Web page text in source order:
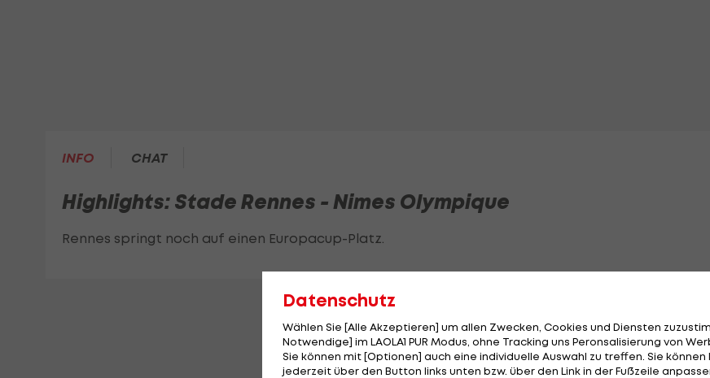
INFO CHAT
Highlights: Stade Rennes - Nimes Olympique
Rennes springt noch auf einen Europacup-Platz.
Datenschutz
Wählen Sie [Alle Akzeptieren] um allen Zwecken, Cookies und Diensten
Notwendige] im LAOLA1 PUR Modus, ohne Tracking uns Peronsalisierung von
Sie können mit [Optionen] auch eine individuelle Auswahl zu treffen. Sie können
jederzeit über den Button links unten bzw. über den Link in der Fußzeile